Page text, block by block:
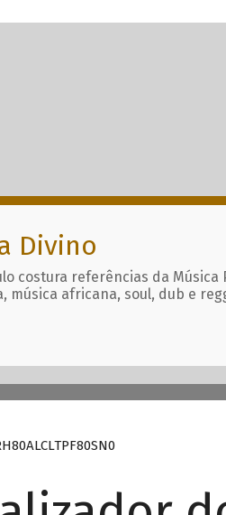
Divino
costura referências da Música
música africana, soul, dub e